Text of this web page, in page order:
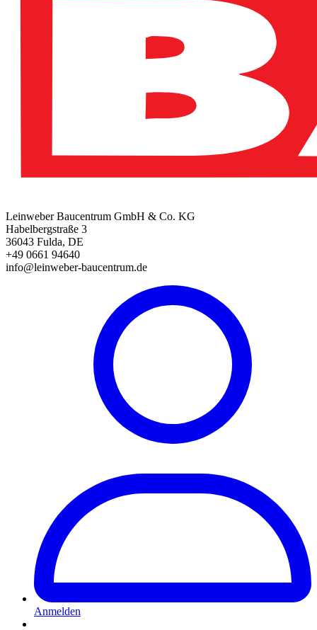
Leinweber Baucentrum GmbH & Co. KG
Habelbergstraße 3
36043 Fulda, DE
+49 0661 94640
info@leinweber-baucentrum.de
Anmelden